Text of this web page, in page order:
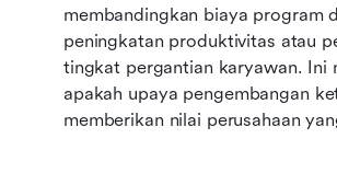
membandingkan biaya program
peningkatan produktivitas atau
tingkat pergantian karyawan. Ini
apakah upaya pengembangan
memberikan nilai perusahaan